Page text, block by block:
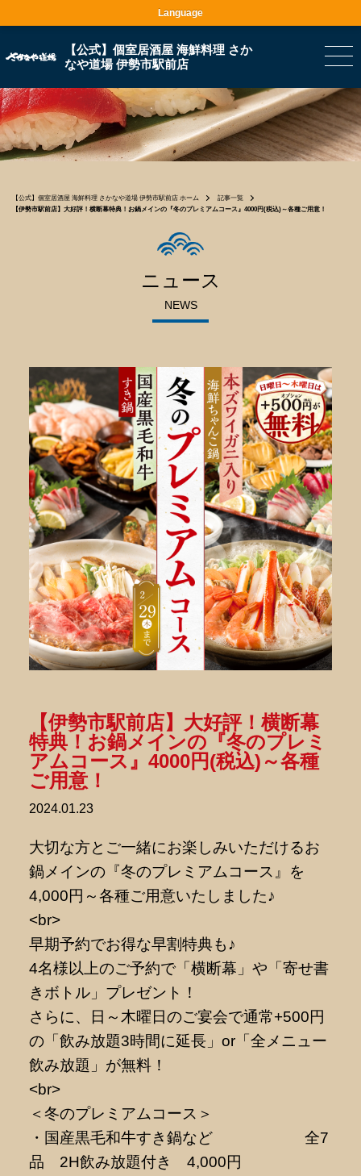
【公式】個室居酒屋 海鮮料理 さか
なや道場 伊勢市駅前店
【公式】個室居酒屋 海鮮料理 さかなや道場 伊勢市駅前店 ホーム
記事一覧
【伊勢市駅前店】大好評！横断幕特典！お鍋メインの『冬のプレミアムコース』4000円(税込)～各種ご用意！
ニュース
NEWS
2024.01.23
【伊勢市駅前店】大好評！横断幕
特典！お鍋メインの『冬のプレミ
アムコース』4000円(税込)～各種
ご用意！
大切な方とご一緒にお楽しみいただけるお
鍋メインの『冬のプレミアムコース』を
4,000円～各種ご用意いたしました♪
<br>
早期予約でお得な早割特典も♪
4名様以上のご予約で「横断幕」や「寄せ書
きボトル」プレゼント！
さらに、日～木曜日のご宴会で通常+500円
の「飲み放題3時間に延長」or「全メニュー
飲み放題」が無料！
<br>
＜冬のプレミアムコース＞
・国産黒毛和牛すき鍋など 全7
品 2H飲み放題付き 4,000円
Language